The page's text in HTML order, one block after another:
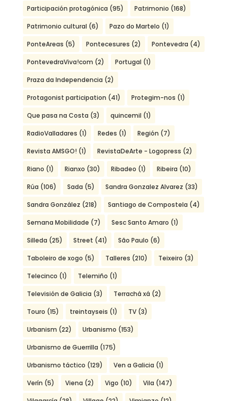
Participación protagónica (95) Patrimonio (168)
Patrimonio cultural (6) Pazo do Martelo (1)
PonteAreas (5) Pontecesures (2) Pontevedra (4)
PontevedraViva!com (2) Portugal (1)
Praza da Independencia (2)
Protagonist participation (41) Protegim-nos (1)
Que pasa na Costa (3) quincemil (1)
RadioValladares (1) Redes (1) Región (7)
Revista AMSGO! (1) RevistaDeArte - Logopress (2)
Riano (1) Rianxo (30) Ribadeo (1) Ribeira (10)
Rúa (106) Sada (5) Sandra Gonzalez Alvarez (33)
Sandra González (218) Santiago de Compostela (4)
Semana Mobilidade (7) Sesc Santo Amaro (1)
Silleda (25) Street (41) São Paulo (6)
Taboleiro de xogo (5) Talleres (210) Teixeiro (3)
Telecinco (1) Telemiño (1)
Televisión de Galicia (3) Terrachá xá (2)
Touro (15) treintayseis (1) TV(3)
Urbanism (22) Urbanismo (153)
Urbanismo de Guerrilla (175)
Urbanismo táctico (129) Ven a Galicia (1)
Verín (5) Viena (2) Vigo (10) Vila (147)